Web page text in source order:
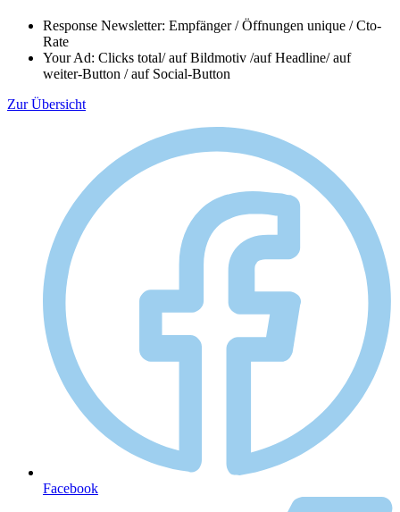
Response Newsletter: Empfänger / Öffnungen unique / Cto-
Rate
Your Ad: Clicks total/ auf Bildmotiv /auf Headline/ auf
weiter-Button / auf Social-Button
Zur Übersicht
Facebook